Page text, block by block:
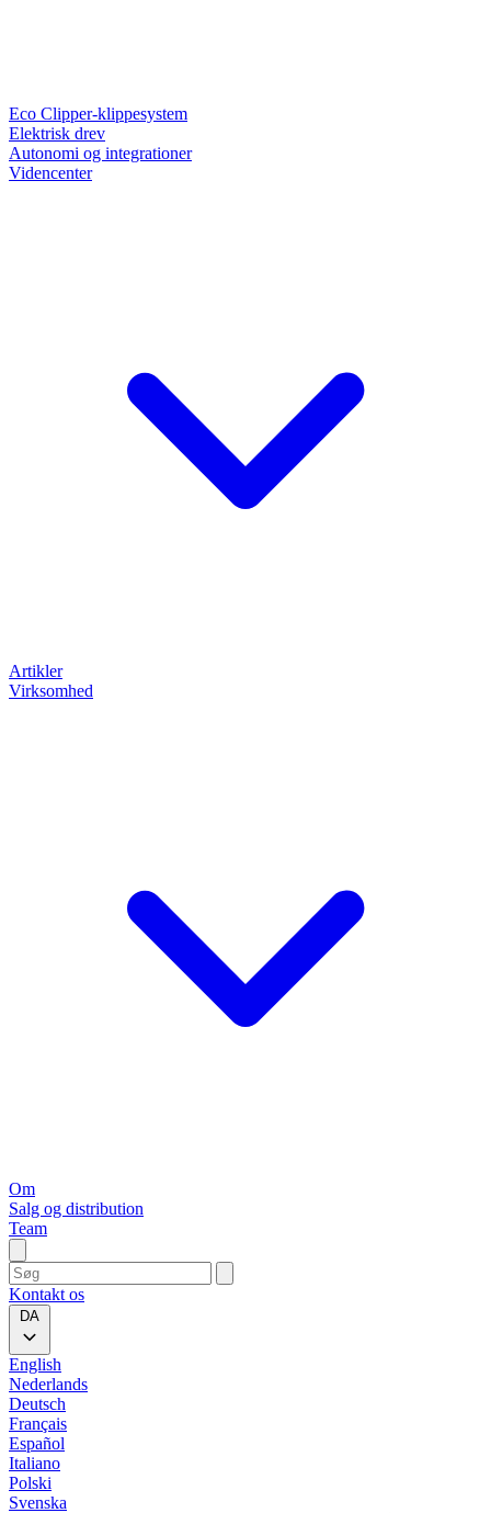
Eco Clipper-klippesystem
Elektrisk drev
Autonomi og integrationer
Videncenter
Artikler
Virksomhed
Om
Salg og distribution
Team
Kontakt os
DA
English
Nederlands
Deutsch
Français
Español
Italiano
Polski
Svenska